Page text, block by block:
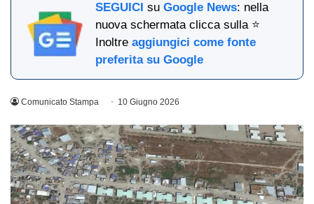
SEGUICI suGoogle News: nella
nuova schermata clicca sulla ⭐
Inoltreaggiungici come fonte
preferita su Google
Comunicato Stampa 10 Giugno 2026